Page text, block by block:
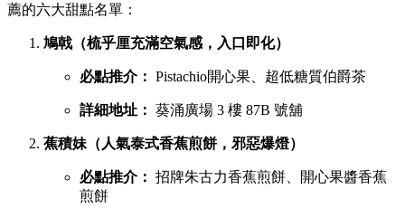
薦的六大甜點名單：
鳩戟（梳乎厘充滿空氣感，入口即化）
必點推介： Pistachio開心果、超低糖質伯爵茶
詳細地址： 葵涌廣場 3 樓 87B 號舖
蕉積妹（人氣泰式香蕉煎餅，邪惡爆燈）
必點推介： 招牌朱古力香蕉煎餅、開心果醬香蕉
煎餅